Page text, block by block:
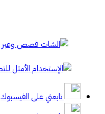
تابعني على الفيسبوك